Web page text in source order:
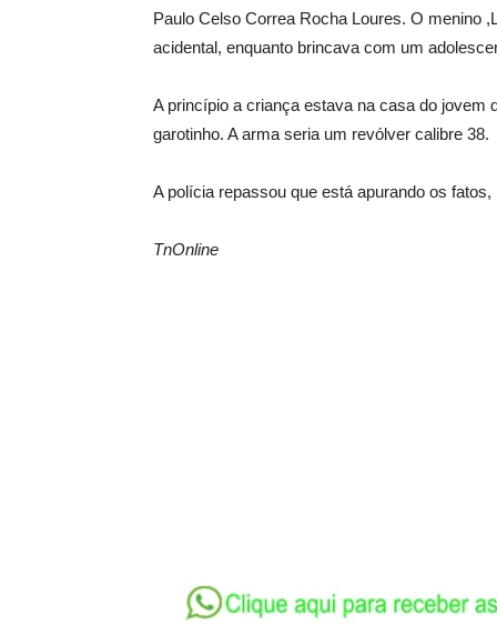
Paulo Celso Correa Rocha Loures. O menino
acidental, enquanto brincava com um
A princípio a criança estava na casa do jovem
garotinho. A arma seria um revólver calibre 38.
A polícia repassou que está apurando os
TnOnline